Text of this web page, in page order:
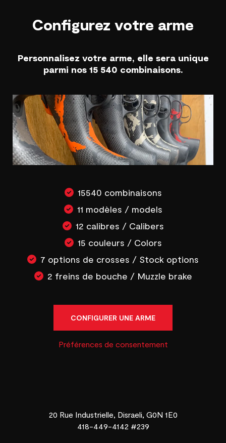
Configurez votre arme
Personnalisez votre arme, elle sera unique
parmi nos 15 540 combinaisons.
15540 combinaisons
11 modèles / models
12 calibres / Calibers
15 couleurs / Colors
7 options de crosses / Stock options
2 freins de bouche / Muzzle brake
CONFIGURER UNE ARME
Préférences de consentement
20 Rue Industrielle, Disraeli, G0N 1E0
418-449-4142 #239